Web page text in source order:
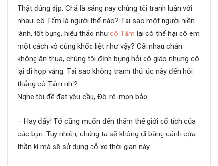
Thật đúng dịp. Chả là sáng nay chúng tôi tranh luận với
nhau: cô Tấm là người thế nào? Tại sao một người hiền
lành, tốt bụng, hiếu thảo nhưcô Tấm lại có thể hại cô em
một cách vô cùng khốc liệt như vậy? Cãi nhau chán
không ăn thua, chúng tôi định bụng hỏi cô giáo nhưng cô
lại đi họp vắng. Tại sao không tranh thủ lúc này đến hỏi
thẳng cô Tấm nhỉ?
Nghe tôi đề đạt yêu cầu, Đô-rê-mon bảo:
– Hay đấy! Tớ cũng muốn đến thăm thế giới cổ tích của
các bạn. Tuy nhiên, chúng ta sẽ không đi bằng cánh cửa
thần kì mà sẽ sử dụng cỗ xe thời gian này.